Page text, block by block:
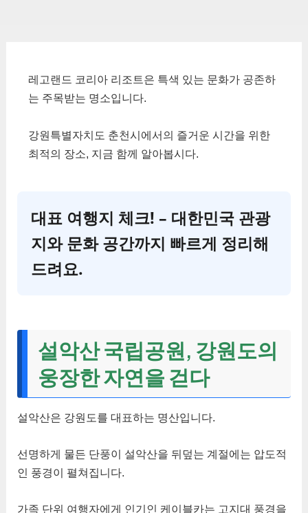
레고랜드 코리아 리조트은 특색 있는 문화가 공존하
는 주목받는 명소입니다.
강원특별자치도 춘천시에서의 즐거운 시간을 위한
최적의 장소, 지금 함께 알아봅시다.
대표 여행지 체크! – 대한민국 관광
지와 문화 공간까지 빠르게 정리해
드려요.
설악산 국립공원, 강원도의
웅장한 자연을 걷다
설악산은 강원도를 대표하는 명산입니다.
선명하게 물든 단풍이 설악산을 뒤덮는 계절에는 압도적
인 풍경이 펼쳐집니다.
가족 단위 여행자에게 인기인 케이블카는 고지대 풍경을